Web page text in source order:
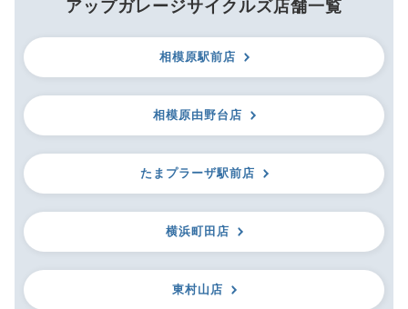
アップガレージサイクルズ店舗一覧
相模原駅前店
相模原由野台店
たまプラーザ駅前店
横浜町田店
東村山店